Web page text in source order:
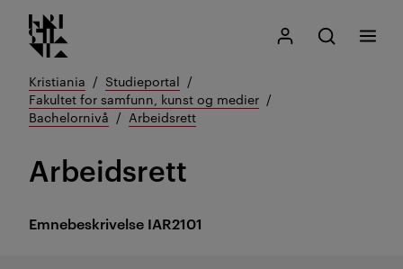
Gå
til
innhold
Kristiania logo
Mitt Kristiania
Åpne søk
Søk
Meny
Kristiania
Studieportal
Fakultet for samfunn, kunst og medier
Bachelornivå
Arbeidsrett
Emnebeskrivelse IAR2101
Arbeidsrett